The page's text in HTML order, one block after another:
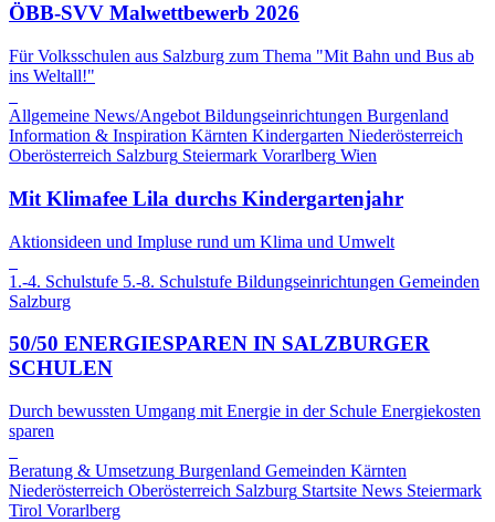
ÖBB-SVV Malwettbewerb 2026
Für Volksschulen aus Salzburg zum Thema "Mit Bahn und Bus ab
ins Weltall!"
Allgemeine News/Angebot Bildungseinrichtungen Burgenland
Information & Inspiration Kärnten Kindergarten Niederösterreich
Oberösterreich Salzburg Steiermark Vorarlberg Wien
Mit Klimafee Lila durchs Kindergartenjahr
Aktionsideen und Impluse rund um Klima und Umwelt
1.-4. Schulstufe 5.-8. Schulstufe Bildungseinrichtungen Gemeinden
Salzburg
50/50 ENERGIESPAREN IN SALZBURGER
SCHULEN
Durch bewussten Umgang mit Energie in der Schule Energiekosten
sparen
Beratung & Umsetzung Burgenland Gemeinden Kärnten
Niederösterreich Oberösterreich Salzburg Startsite News Steiermark
Tirol Vorarlberg